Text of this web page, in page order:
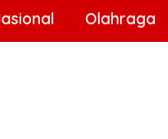
Olahraga